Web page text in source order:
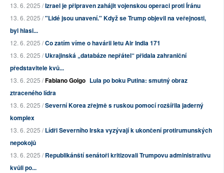
13. 6. 2025 /Izrael je připraven zahájit vojenskou operaci proti Íránu
13. 6. 2025 /"Lidé jsou unavení." Když se Trump objevil na veřejnosti,
byl hlasi...
12. 6. 2025 /Co zatím víme o havárii letu Air India 171
13. 6. 2025 /Ukrajinská „databáze nepřátel“ přidala zahraniční
představitele kvů...
13. 6. 2025 /Fabiano Golgo Lula po boku Putina: smutný obraz
ztraceného lídra
13. 6. 2025 /Severní Korea zřejmě s ruskou pomocí rozšířila jaderný
komplex
13. 6. 2025 /Lídři Severního Irska vyzývají k ukončení protirumunských
nepokojů
13. 6. 2025 /Republikánští senátoři kritizovali Trumpovu administrativu
kvůli po...